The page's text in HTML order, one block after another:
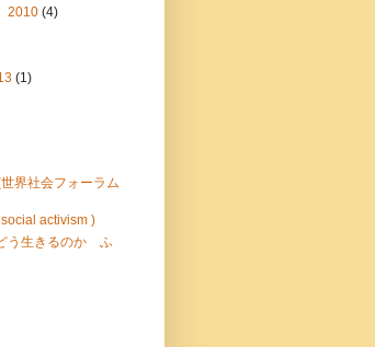
2010 (4)
(1)
界社会フォーラム
activism )
う生きるのか ふ